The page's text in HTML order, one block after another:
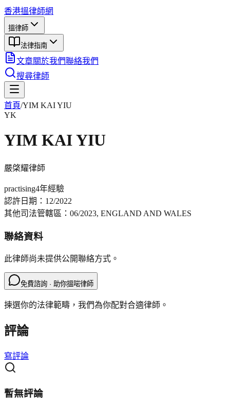
香港搵律師網
搵律師
法律指南
文章關於我們聯絡我們
搜尋律師
首頁/YIM KAI YIU
YK
YIM KAI YIU
嚴棨耀律師
practising4年經驗
認許日期： 12/2022
其他司法管轄區： 06/2023, ENGLAND AND WALES
聯絡資料
此律師尚未提供公開聯絡方式。
免費諮詢 · 助你搵啱律師
揀選你的法律範疇，我們為你配對合適律師。
評論
寫評論
暫無評論